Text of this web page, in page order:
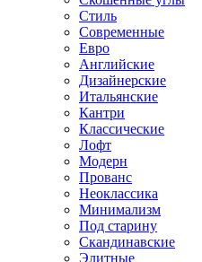
Стиль
Современные
Евро
Английские
Дизайнерские
Итальянские
Кантри
Классические
Лофт
Модерн
Прованс
Неоклассика
Минимализм
Под старину
Скандинавские
Элитные